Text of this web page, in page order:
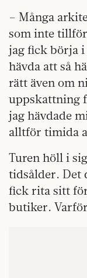
– Många
som inte
jag fick börja
hävda att så
rätt även om
uppskattning
jag hävdade
alltför timida
Turen höll i
tidsålder. Det
fick rita sitt
butiker.